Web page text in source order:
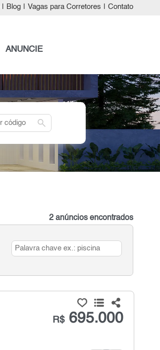
Blog Vagas para Corretores Contato
ANUNCIE
search
2 anúncios encontrados
R$695.000